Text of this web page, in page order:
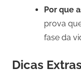
Por que
prova
fase da
Dicas